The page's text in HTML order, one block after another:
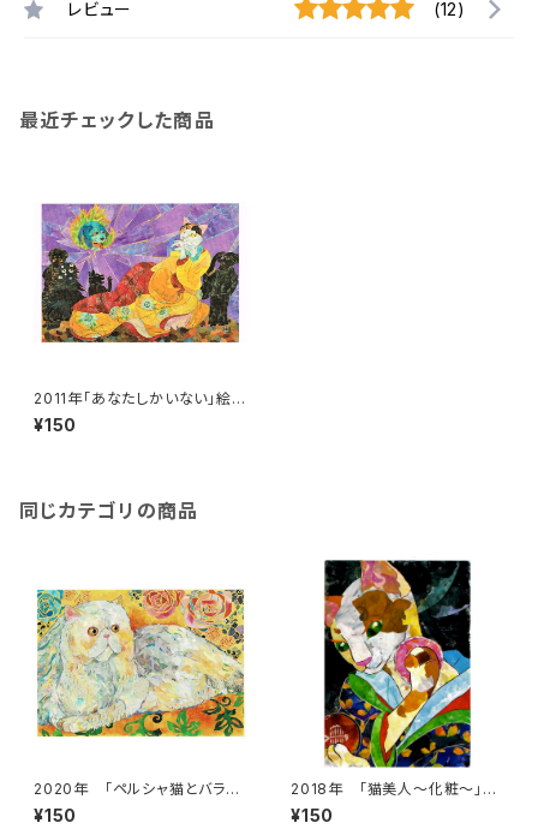
レビュー (12)
最近チェックした商品
2011年「あなたしかいない」絵は
がき
¥150
同じカテゴリの商品
2020年 「ペルシャ猫とバラ」
絵はがき
¥150
2018年 「猫美人～化粧～」絵
はがき
¥150